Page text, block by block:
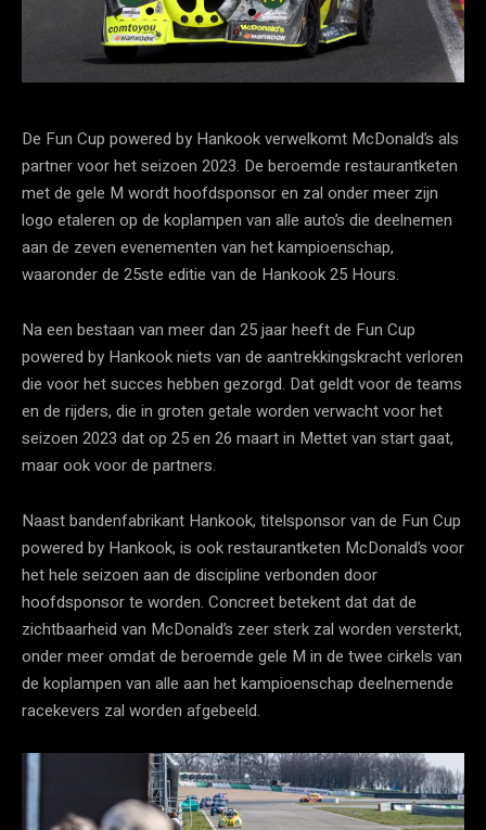
De Fun Cup powered by Hankook verwelkomt McDonald’s als
partner voor het seizoen 2023. De beroemde restaurantketen
met de gele M wordt hoofdsponsor en zal onder meer zijn
logo etaleren op de koplampen van alle auto’s die deelnemen
aan de zeven evenementen van het kampioenschap,
waaronder de 25ste editie van de Hankook 25 Hours.
Na een bestaan van meer dan 25 jaar heeft de Fun Cup
powered by Hankook niets van de aantrekkingskracht verloren
die voor het succes hebben gezorgd. Dat geldt voor de teams
en de rijders, die in groten getale worden verwacht voor het
seizoen 2023 dat op 25 en 26 maart in Mettet van start gaat,
maar ook voor de partners.
Naast bandenfabrikant Hankook, titelsponsor van de Fun Cup
powered by Hankook, is ook restaurantketen McDonald’s voor
het hele seizoen aan de discipline verbonden door
hoofdsponsor te worden. Concreet betekent dat dat de
zichtbaarheid van McDonald’s zeer sterk zal worden versterkt,
onder meer omdat de beroemde gele M in de twee cirkels van
de koplampen van alle aan het kampioenschap deelnemende
racekevers zal worden afgebeeld.